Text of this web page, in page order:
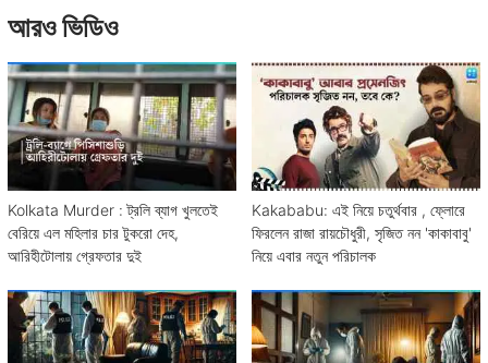
আরও ভিডিও
Kolkata Murder : ট্রলি ব্যাগ খুলতেই
বেরিয়ে এল মহিলার চার টুকরো দেহ,
আরিহীটোলায় গ্রেফতার দুই
Kakababu: এই নিয়ে চতুর্থবার , ফ্লোরে
ফিরলেন রাজা রায়চৌধুরী, সৃজিত নন 'কাকাবাবু'
নিয়ে এবার নতুন পরিচালক